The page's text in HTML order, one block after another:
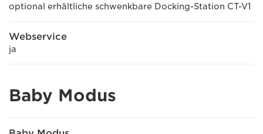
optional erhältliche schwenkbare Docking-Station CT-V1
Webservice
ja
Baby Modus